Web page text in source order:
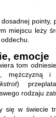
miejscu leży
emocje
tom
mężczyzną i
)
rodzaju
się w świecie